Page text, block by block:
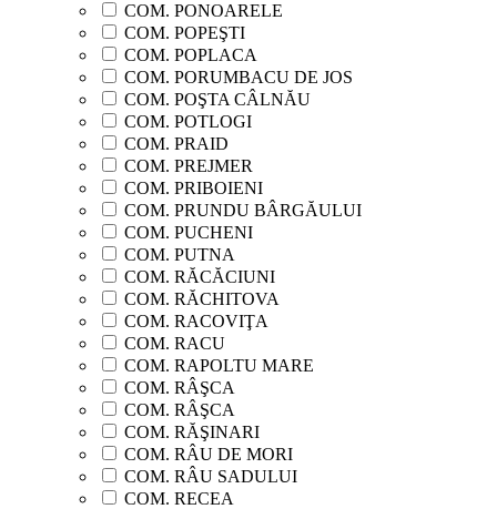
COM. PONOARELE
COM. POPEŞTI
COM. POPLACA
COM. PORUMBACU DE JOS
COM. POŞTA CÂLNĂU
COM. POTLOGI
COM. PRAID
COM. PREJMER
COM. PRIBOIENI
COM. PRUNDU BÂRGĂULUI
COM. PUCHENI
COM. PUTNA
COM. RĂCĂCIUNI
COM. RĂCHITOVA
COM. RACOVIŢA
COM. RACU
COM. RAPOLTU MARE
COM. RÂŞCA
COM. RÂŞCA
COM. RĂŞINARI
COM. RÂU DE MORI
COM. RÂU SADULUI
COM. RECEA